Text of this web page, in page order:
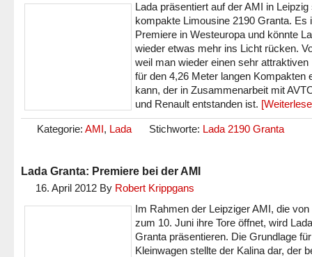
Lada präsentiert auf der AMI in Leipzig
kompakte Limousine 2190 Granta. Es
Premiere in Westeuropa und könnte
wieder etwas mehr ins Licht rücken.
weil man wieder einen sehr attraktiven
für den 4,26 Meter langen Kompakten
kann, der in Zusammenarbeit mit
und Renault entstanden ist.
Kategorie: AMI, Lada Stichworte: Lada 2190 Granta
Lada Granta: Premiere bei der AMI
16. April 2012 By Robert Krippgans
Im Rahmen der Leipziger AMI, die von
zum 10. Juni ihre Tore öffnet, wird
Granta präsentieren. Die Grundlage
Kleinwagen stellte der Kalina dar, der